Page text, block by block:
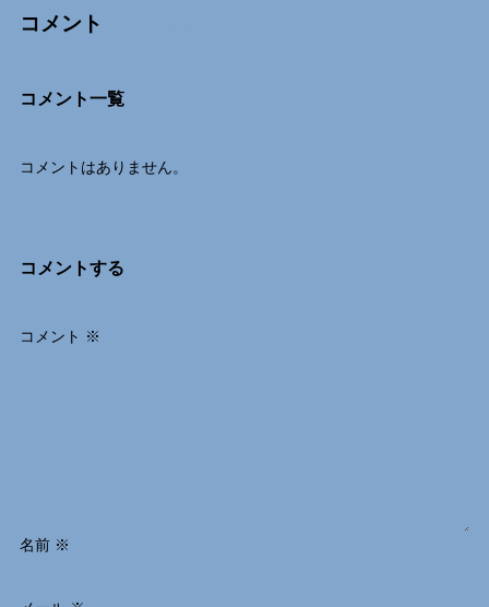
コメント
コメント一覧
コメントはありません。
コメントする
コメント ※
名前 ※